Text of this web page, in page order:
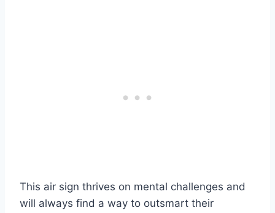
This air sign thrives on mental challenges and
will always find a way to outsmart their